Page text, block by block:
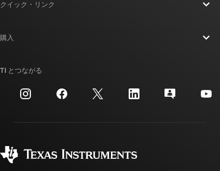
投資家向け情報
製造
クイック・リンク
クロスリファレンス検索
カスタマー・サポート・センター
myTI アカウントの FAQ
購入
ご注文に関する FAQ
TI とつながる